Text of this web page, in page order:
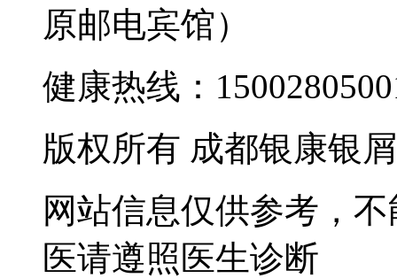
原邮电宾馆）
健康热线：
版权所有 成都银康银
网站信息仅供参考，
医请遵照医生诊断